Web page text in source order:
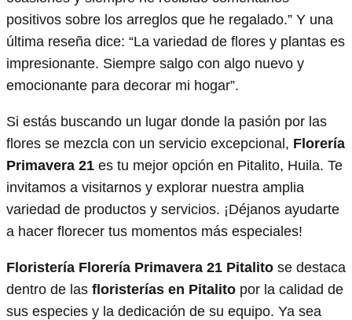
positivos sobre los arreglos que he regalado.” Y una
última reseña dice: “La variedad de flores y plantas es
impresionante. Siempre salgo con algo nuevo y
emocionante para decorar mi hogar”.
Si estás buscando un lugar donde la pasión por las
flores se mezcla con un servicio excepcional, Florería
Primavera 21 es tu mejor opción en Pitalito, Huila. Te
invitamos a visitarnos y explorar nuestra amplia
variedad de productos y servicios. ¡Déjanos ayudarte
a hacer florecer tus momentos más especiales!
Floristería Florería Primavera 21 Pitalito se destaca
dentro de las floristerías en Pitalito por la calidad de
sus especies y la dedicación de su equipo. Ya sea